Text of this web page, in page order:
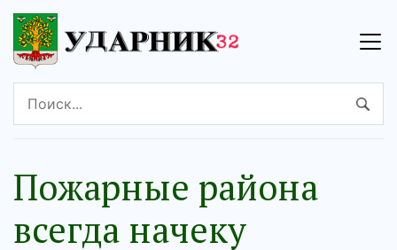
Пожарные района
всегда начеку